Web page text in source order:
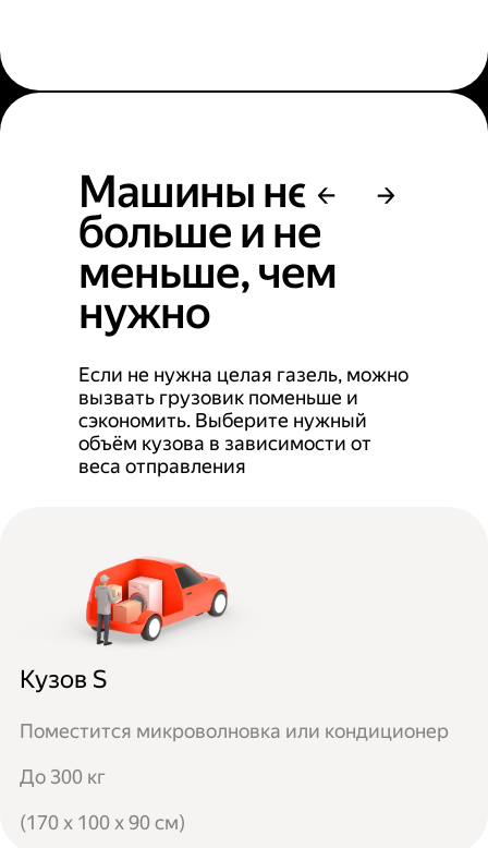
Машины не
больше и не
меньше, чем
нужно
Если не нужна целая газель, можно
вызвать грузовик поменьше и
сэкономить. Выберите нужный
объём кузова в зависимости от
веса отправления
Кузов S
Поместится микроволновка или кондиционер
До 300 кг
(170 x 100 x 90 см)